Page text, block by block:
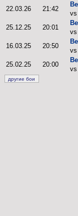
22.03.26
21:42
25.12.25
20:01
16.03.25
20:50
25.02.25
20:00